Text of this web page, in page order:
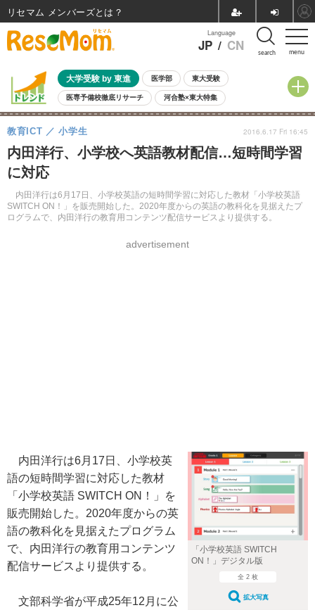
menu
Language
JP / CN search
大学受験 by 東進 医学部 東大受験
医専予備校徹底リサーチ 河合塾×東大特集
親子で考える大学選び 高校受験 中学受験 小学校受験
共通テスト 夏休み
8月開催イベント・WS 全国公立高校 過去問 人気記事
自由研究教材（小学生向け）
内田洋行、小学校へ英語教材配信…短時間学習
に対応
内田洋行は6月17日、小学校英語の短時間学習に対応した教材「小学校英語
SWITCH ON！」を販売開始した。2020年度からの英語の教科化を見据えたプ
ログラムで、内田洋行の教育用コンテンツ配信サービスより提供する。
教育ICT 小学生
advertisement
2016.6.17 Fri 16:45
「小学校英語 SWITCH
ON！」デジタル版
全 2 枚
拡大写真
内田洋行は6月17日、小学校英
語の短時間学習に対応した教材
「小学校英語 SWITCH ON！」を
販売開始した。2020年度からの英
語の教科化を見据えたプログラム
で、内田洋行の教育用コンテンツ
配信サービスより提供する。
文部科学省が平成25年12月に公
リセマム メンバーズ